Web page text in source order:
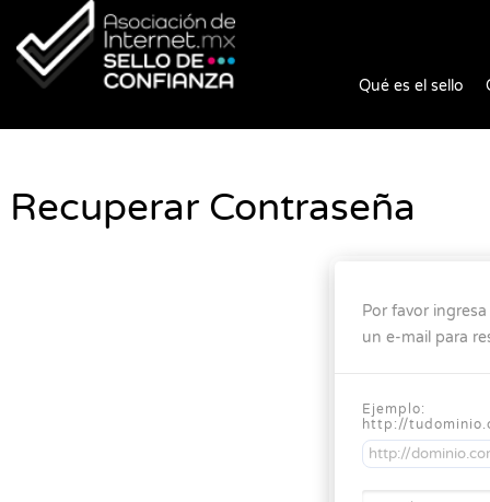
Qué es el sello
Recuperar Contraseña
Por favor
un e-mail para
Ejemplo:
http://